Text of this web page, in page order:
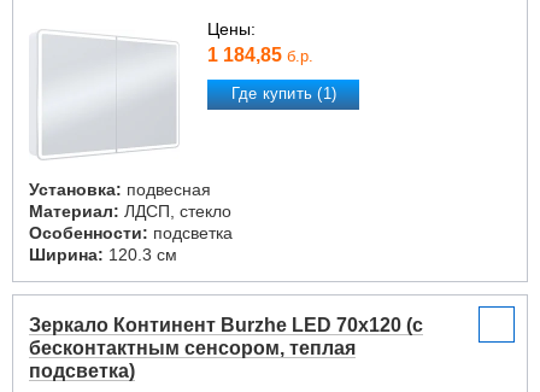
Цены:
1 184,85 б.р.
Где купить (1)
Установка: подвесная
Материал: ЛДСП, стекло
Особенности: подсветка
Ширина: 120.3 см
Зеркало Континент Burzhe LED 70x120 (с
бесконтактным сенсором, теплая
подсветка)